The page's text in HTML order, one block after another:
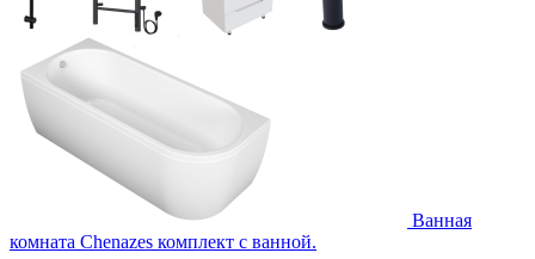
Ванная
комната Chenazes комплект с ванной.